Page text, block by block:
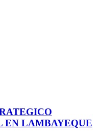
EN LAMBAYEQUE